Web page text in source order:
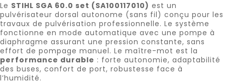
Le STIHL SGA 60.0 set (SA100117010) est un
pulvérisateur dorsal autonome (sans fil) conçu pour les
travaux de pulvérisation professionnelle. Le système
fonctionne en mode automatique avec une pompe à
diaphragme assurant une pression constante, sans
effort de pompage manuel. Le maître-mot est la
performance durable : forte autonomie, adaptabilité
des buses, confort de port, robustesse face à
l’humidité.